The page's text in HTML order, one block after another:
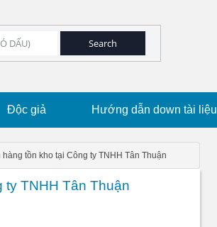
Độc giả Hướng dẫn down tài liệu
tồn kho tại Công ty TNHH Tân Thuận
ty TNHH Tân Thuận